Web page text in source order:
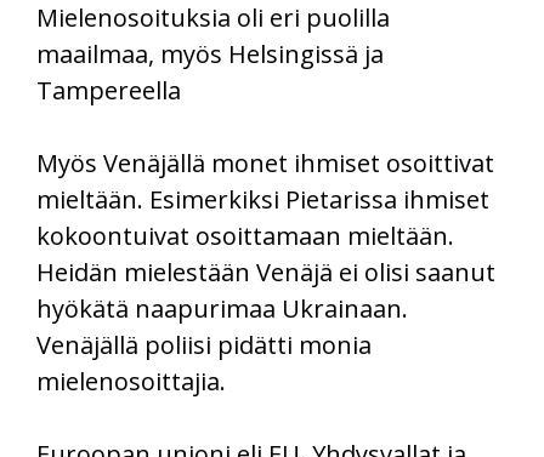
Mielenosoituksia oli eri puolilla
maailmaa, myös Helsingissä ja
Tampereella
Myös Venäjällä monet ihmiset osoittivat
mieltään. Esimerkiksi Pietarissa ihmiset
kokoontuivat osoittamaan mieltään.
Heidän mielestään Venäjä ei olisi saanut
hyökätä naapurimaa Ukrainaan.
Venäjällä poliisi pidätti monia
mielenosoittajia.